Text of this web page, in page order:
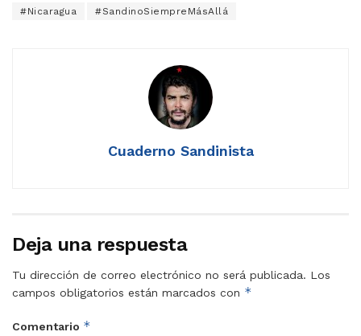
#Nicaragua #SandinoSiempreMásAllá
Cuaderno Sandinista
Deja una respuesta
Tu dirección de correo electrónico no será publicada. Los
campos obligatorios están marcados con *
Comentario *